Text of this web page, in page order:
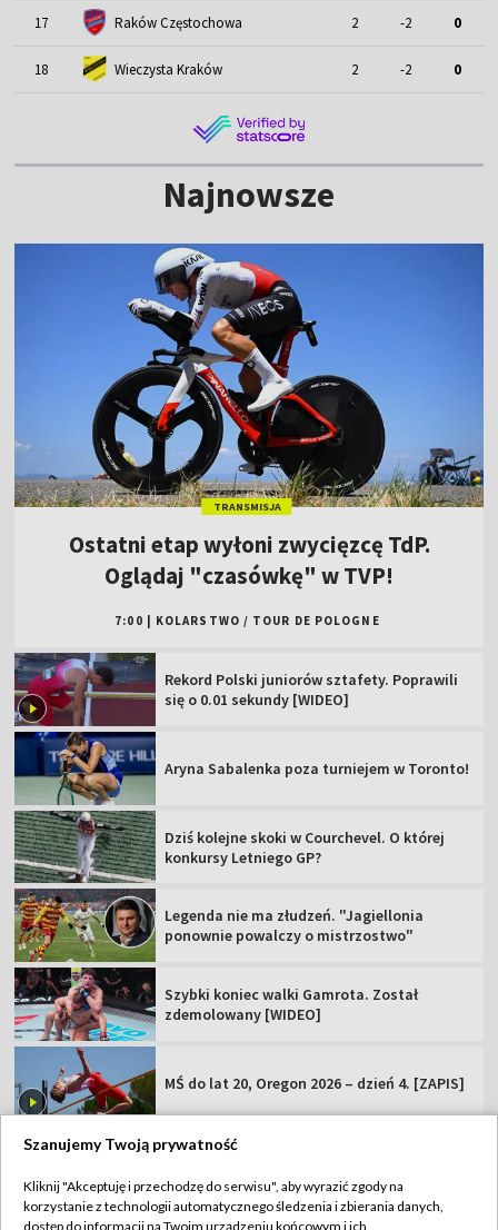
17 Raków Częstochowa 2 -2 0
18 Wieczysta Kraków 2 -2 0
Najnowsze
TRANSMISJA
Ostatni etap wyłoni zwycięzcę TdP.
Oglądaj "czasówkę" w TVP!
7:00 KOLARSTWO / TOUR DE POLOGNE
Rekord Polski juniorów sztafety. Poprawili
się o 0.01 sekundy [WIDEO]
Aryna Sabalenka poza turniejem w Toronto!
Dziś kolejne skoki w Courchevel. O której
konkursy Letniego GP?
Legenda nie ma złudzeń. "Jagiellonia
ponownie powalczy o mistrzostwo"
Szybki koniec walki Gamrota. Został
zdemolowany [WIDEO]
MŚ do lat 20, Oregon 2026 – dzień 4. [ZAPIS]
TVP
Szanujemy Twoją prywatność
Kliknij "Akceptuję i przechodzę do serwisu", aby wyrazić zgody na
korzystanie z technologii automatycznego śledzenia i zbierania danych,
dostęp do informacji na Twoim urządzeniu końcowym i ich